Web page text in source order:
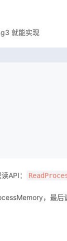
就能实现
API：
，最